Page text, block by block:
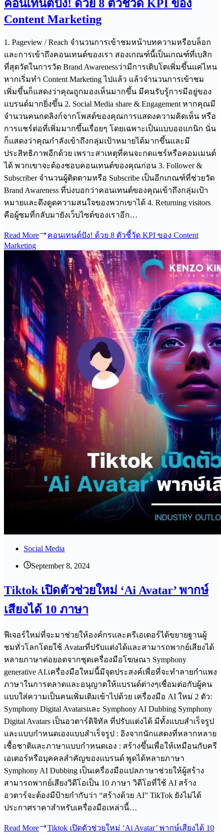
คอนเทนต์ปัง! ด้วย 8 ตัวชี้วัด KPI ของ
Content Marketing
1. Pageview / Reach จำนวนการเข้าชมหน้าบทความหรือบล็อก
และการเข้าถึงคอนเทนต์ของเรา สองเกณฑ์นี้เป็นเกณฑ์ที่เบสิก
ที่สุดวัดในการวัด Brand Awarenessว่ามีการเติบโตเพิ่มขึ้นแค่ไหน
หากเริ่มทำ Content Marketing ไปแล้ว แล้วจำนวนการเข้าชม
เพิ่มขึ้นก็แสดงว่าคุณถูกมองเห็นมากขึ้น มีคนรับรู้การมีอยู่ของ
แบรนด์มากยิ่งขึ้น 2. Social Media share & Engagement หากคุณมี
จำนวนคนกดลิงก์จากโพสต์ของคุณการแสดงความคิดเห็น หรือ
การแชร์ต่อที่เพิ่มมากขึ้นเรื่อยๆ โดยเฉพาะเป็นแบบออแกนิก นั่น
ก็แสดงว่าคุณกำลังเข้าถึงกลุ่มเป้าหมายได้มากขึ้นและมี
ประสิทธิภาพอีกด้วย เพราะสาเหตุที่คนจะกดแชร์หรือคอมเมนต์
ได้ พวกเขาจะต้องชอบคอนเทนต์ของคุณก่อน 3. Follower &
Subscriber จำนวนผู้ติดตามหรือ Subscribe เป็นอีกเกณฑ์ที่ช่วยวัด
Brand Awareness ที่บ่งบอกว่าคอนเทนต์ของคุณเข้าถึงกลุ่มเป้า
หมายและดึงดูดความสนใจของพวกเขาได้ 4. Returning visitors
คือผู้ชมที่กลับมายังเว็บไซต์ของเราอีก…
Read More
คอนเทนต์ปัง! ด้วย 8 ตัวชี้วัด KPI ของ Content
Marketing
Social Media
September 8, 2024
Tiktok เปิดตัวช่วยใหม่ ‘Ai Avatar’ พากษ์
เสียงได้ 10 ภาษา
ฟีเจอร์ใหม่ที่จะมาช่วยให้องค์กรและครีเอเตอร์ได้ขยายฐานผู้
ชมทั่วโลกโดยใช้ Avatarที่ปรับแต่งได้และสามารถพากย์เสียงได้
หลายภาษาต่อยอดจากชุดเครื่องมือโฆษณา Symphony
generative AI.เครื่องมือใหม่นี้มีจุดประสงค์เพื่อที่จะทำลายกำแพง
ภาษาในการตลาดและอนุญาตให้แบรนด์ต่างๆเชื่อมต่อกับผู้คน
แบบใส่ความเป็นคนเพิ่มเติมเข้าไปด้วย เครื่องมือ AI ใหม่ 2 ตัว:
Symphony Digital Avatarsและ Symphony AI Dubbing Symphony
Digital Avatars เป็นอวตาร์ดิจิทัล ที่ปรับแต่งได้ มีทั้งแบบสำเร็จรูป
และแบบกำหนดเองแบบสำเร็จรูป : อิงจากนักแสดงที่หลากหลาย
เชื้อชาติและภาษาแบบกำหนดเอง : สร้างขึ้นเพื่อให้เหมือนกับครี
เอเตอร์หรือบุคคลสำคัญของแบรนด์ พูดได้หลายภาษา
Symphony AI Dubbing เป็นเครื่องมือแปลภาษาช่วยให้ผู้สร้าง
สามารถพากย์เสียงวิดีโอเป็น 10 ภาษา วิดีโอที่ใช้ AI สร้าง
อวตาร์จะต้องมีป้ายกำกับว่า “สร้างด้วย AI” TikTok ยังไม่ได้
ประกาศราคาสำหรับเครื่องมือเหล่านี้…
Read More
Tiktok เปิดตัวช่วยใหม่ ‘Ai Avatar’ พากษ์เสียงได้ 10